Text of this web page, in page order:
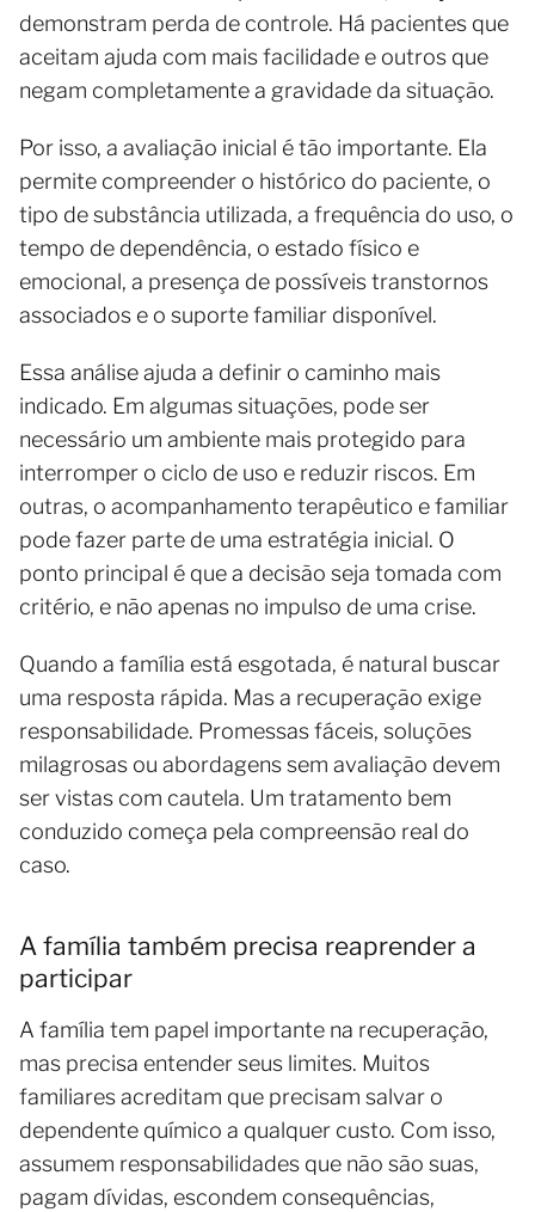
demonstram perda de controle. Há pacientes que
aceitam ajuda com mais facilidade e outros que
negam completamente a gravidade da situação.
Por isso, a avaliação inicial é tão importante. Ela
permite compreender o histórico do paciente, o
tipo de substância utilizada, a frequência do uso, o
tempo de dependência, o estado físico e
emocional, a presença de possíveis transtornos
associados e o suporte familiar disponível.
Essa análise ajuda a definir o caminho mais
indicado. Em algumas situações, pode ser
necessário um ambiente mais protegido para
interromper o ciclo de uso e reduzir riscos. Em
outras, o acompanhamento terapêutico e familiar
pode fazer parte de uma estratégia inicial. O
ponto principal é que a decisão seja tomada com
critério, e não apenas no impulso de uma crise.
Quando a família está esgotada, é natural buscar
uma resposta rápida. Mas a recuperação exige
responsabilidade. Promessas fáceis, soluções
milagrosas ou abordagens sem avaliação devem
ser vistas com cautela. Um tratamento bem
conduzido começa pela compreensão real do
caso.
A família também precisa reaprender a
participar
A família tem papel importante na recuperação,
mas precisa entender seus limites. Muitos
familiares acreditam que precisam salvar o
dependente químico a qualquer custo. Com isso,
assumem responsabilidades que não são suas,
pagam dívidas, escondem consequências,